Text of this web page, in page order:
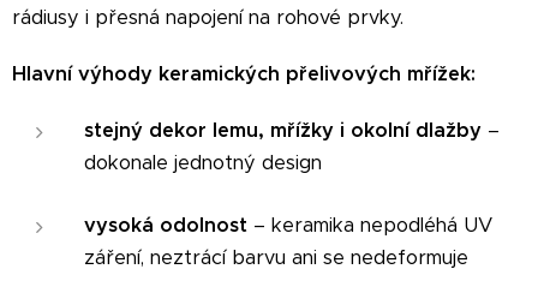
rádiusy i přesná napojení na rohové prvky.
Hlavní výhody keramických přelivových mřížek:
stejný dekor lemu, mřížky i okolní dlažby –
dokonale jednotný design
vysoká odolnost – keramika nepodléhá UV
záření, neztrácí barvu ani se nedeformuje